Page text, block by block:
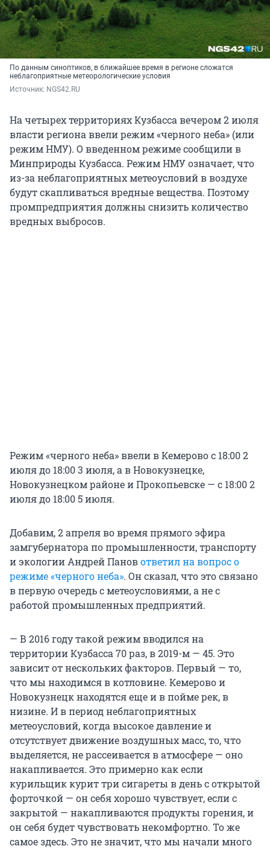
По данным синоптиков, в ближайшее время в регионе сложатся
неблагоприятные метеорологические условия
Источник: NGS42.RU
На четырех территориях Кузбасса вечером 2 июля
власти региона ввели режим «черного неба» (или
режим НМУ). О введенном режиме сообщили в
Минприроды Кузбасса. Режим НМУ означает, что
из-за неблагоприятных метеоусловий в воздухе
будут скапливаться вредные вещества. Поэтому
промпредприятия должны снизить количество
вредных выбросов.
Режим «черного неба» ввели в Кемерово с 18:00 2
июля до 18:00 3 июля, а в Новокузнецке,
Новокузнецком районе и Прокопьевске — с 18:00 2
июля до 18:00 5 июля.
Добавим, 2 апреля во время прямого эфира
замгубернатора по промышленности, транспорту
и экологии Андрей Пановответил на вопрос о
режиме «черного неба». Он сказал, что это связано
в первую очередь с метеоусловиями, а не с
работой промышленных предприятий.
— В 2016 году такой режим вводился на
территории Кузбасса 70 раз, в 2019-м — 45. Это
зависит от нескольких факторов. Первый — то,
что мы находимся в котловине. Кемерово и
Новокузнецк находятся еще и в пойме рек, в
низине. И в период неблагоприятных
метеоусловий, когда высокое давление и
отсутствует движение воздушных масс, то, что
выделяется, не рассеивается в атмосфере — оно
накапливается. Это примерно как если
курильщик курит три сигареты в день с открытой
форточкой — он себя хорошо чувствует, если с
закрытой — накапливаются продукты горения, и
он себя будет чувствовать некомфортно. То же
самое здесь. Это не значит, что мы начали много